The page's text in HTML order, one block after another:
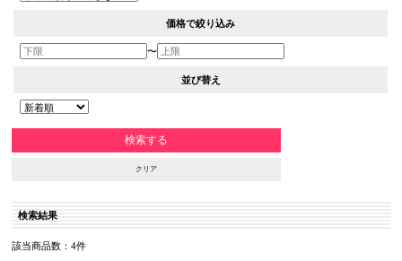
価格で絞り込み
〜
並び替え
クリア
検索結果
該当商品数：4件